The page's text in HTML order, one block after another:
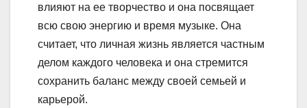
влияют на ее творчество и она посвящает
всю свою энергию и время музыке. Она
считает, что личная жизнь является частным
делом каждого человека и она стремится
сохранить баланс между своей семьей и
карьерой.